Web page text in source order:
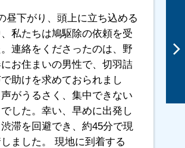
川町｜南真土郷｜南松浜｜南竜
山｜目出｜目出 湖畔町｜目
出 新町｜目出 文化町｜目
山団地｜本山町｜山川｜山野
｜硫酸町｜労災病院｜若草町
昼下がり、頭上に立ち込める
私たちは鳩駆除の依頼を受
連絡をくださったのは、野
お住まいの男性で、切羽詰
助けを求めておられまし
がうるさく、集中できない
した。幸い、早めに出発し
滞を回避でき、約45分で現
ました。 現地に到着する